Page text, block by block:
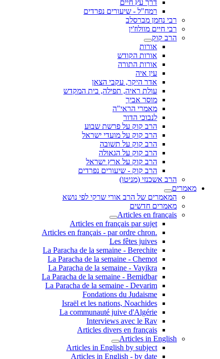
דרך עץ חיים
רמח"ל - שיעורים נפרדים
רבי נחמן מברסלב
רבי חיים מוולוז'ין
הרב קוק
אורות
אורות הקודש
אורות התורה
עין איה
אדר היקר, עקבי הצאן
עולת ראיה, תפילה, בית המקדש
מוסר אביך
מאמרי הראי"ה
לנבוכי הדור
הרב קוק על פרשת שבוע
הרב קוק על מועדי ישראל
הרב קוק על תשובה
הרב קוק על הגאולה
הרב קוק על ארץ ישראל
הרב קוק - שיעורים נפרדים
הרב אשכנזי (מניטו)
מאמרים
המאמרים של הרב אורי שרקי לפי נושא
מאמרים חדשים
Articles en français
Articles en français par sujet
.Articles en français - par ordre chron
Les fêtes juives
La Paracha de la semaine - Berechite
La Paracha de la semaine - Chemot
La Paracha de la semaine - Vayikra
La Paracha de la semaine - Bemidbar
La Paracha de la semaine - Devarim
Fondations du Judaisme
Israël et les nations, Noachides
La communauté juive d'Algérie
Interviews avec le Rav
Articles divers en français
Articles in English
Articles in English by subject
Articles in English - by date